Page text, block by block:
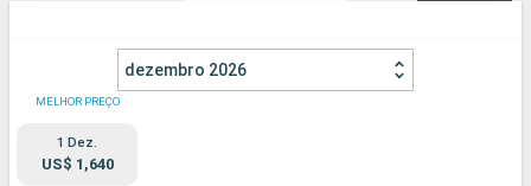
dezembro 2026
MELHOR PREÇO
1 Dez.
US$ 1,640
Cidades Companhias